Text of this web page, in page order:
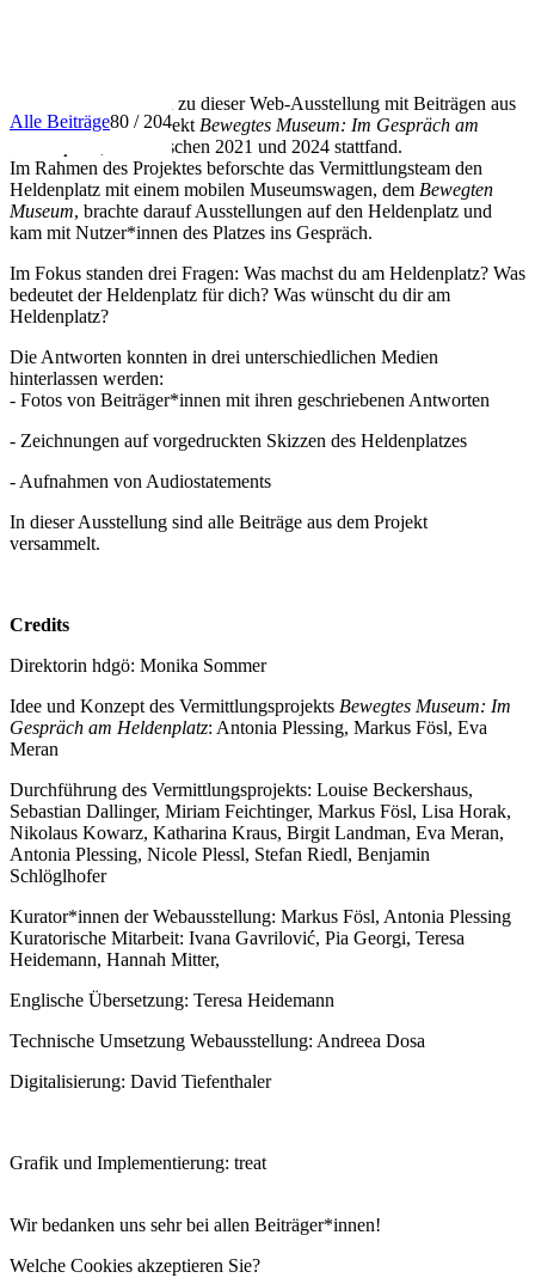
Herzlich willkommen zu dieser Web-Ausstellung mit Beiträgen aus
dem Vermittlungsprojekt Bewegtes Museum: Im Gespräch am
, das zwischen 2021 und 2024 stattfand.
Im Rahmen des Projektes beforschte das Vermittlungsteam den
Heldenplatz mit einem mobilen Museumswagen, dem Bewegten
Museum, brachte darauf Ausstellungen auf den Heldenplatz und
kam mit Nutzer*innen des Platzes ins Gespräch.
Im Fokus standen drei Fragen: Was machst du am Heldenplatz? Was
bedeutet der Heldenplatz für dich? Was wünscht du dir am
Heldenplatz?
Die Antworten konnten in drei unterschiedlichen Medien
hinterlassen werden:
- Fotos von Beiträger*innen mit ihren geschriebenen Antworten
- Zeichnungen auf vorgedruckten Skizzen des Heldenplatzes
- Aufnahmen von Audiostatements
In dieser Ausstellung sind alle Beiträge aus dem Projekt
versammelt.
Credits
Direktorin hdgö: Monika Sommer
Idee und Konzept des Vermittlungsprojekts Bewegtes Museum: Im
Gespräch am Heldenplatz: Antonia Plessing, Markus Fösl, Eva
Meran
Durchführung des Vermittlungsprojekts: Louise Beckershaus,
Sebastian Dallinger, Miriam Feichtinger, Markus Fösl, Lisa Horak,
Nikolaus Kowarz, Katharina Kraus, Birgit Landman, Eva Meran,
Antonia Plessing, Nicole Plessl, Stefan Riedl, Benjamin
Schlöglhofer
Kurator*innen der Webausstellung: Markus Fösl, Antonia Plessing
Kuratorische Mitarbeit: Ivana Gavrilović, Pia Georgi, Teresa
Heidemann, Hannah Mitter,
Englische Übersetzung: Teresa Heidemann
Technische Umsetzung Webausstellung: Andreea Dosa
Digitalisierung: David Tiefenthaler
Grafik und Implementierung: treat
Wir bedanken uns sehr bei allen Beiträger*innen!
Welche Cookies akzeptieren Sie?
Alle Beiträge80 / 204